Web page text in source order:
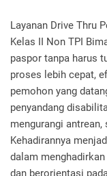
Layanan Drive Thru
Kelas II Non TPI
paspor tanpa harus
proses lebih cepat,
pemohon yang
penyandang
mengurangi
Kehadirannya
dalam
dan berorientasi